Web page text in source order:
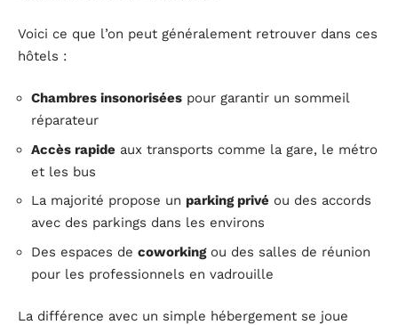
Voici ce que l’on peut généralement retrouver dans ces
hôtels :
Chambres insonorisées pour garantir un sommeil
réparateur
Accès rapide aux transports comme la gare, le métro
et les bus
La majorité propose un parking privé ou des accords
avec des parkings dans les environs
Des espaces de coworkingou des salles de réunion
pour les professionnels en vadrouille
La différence avec un simple hébergement se joue